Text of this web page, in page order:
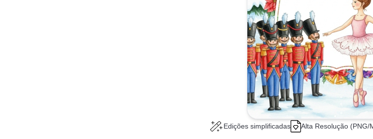
Edições simplificadas Alta Resolução (PNG/